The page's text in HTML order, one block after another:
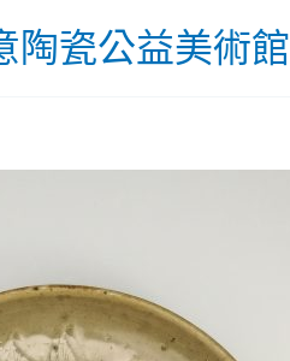
陶瓷公益美術館